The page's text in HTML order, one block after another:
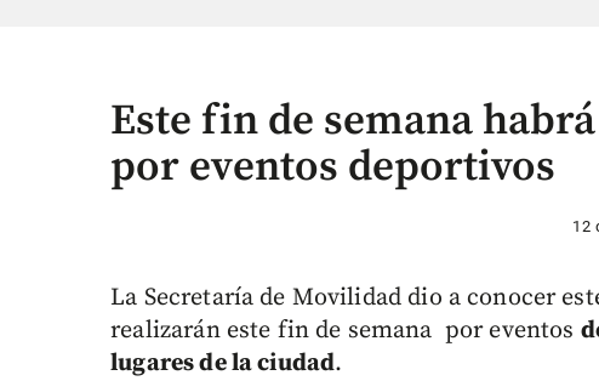
Este fin de semana
por eventos deportivos
12
La Secretaría de Movilidad dio a conocer
realizarán este fin de semana por eventos
lugares de la ciudad.